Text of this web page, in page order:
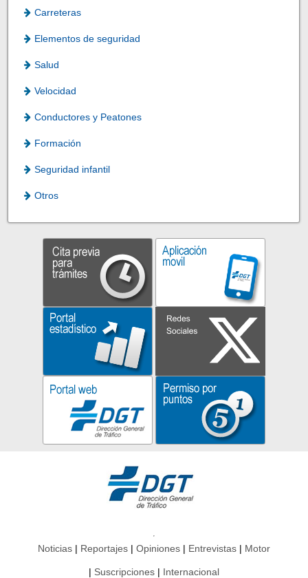
Carreteras
Elementos de seguridad
Salud
Velocidad
Conductores y Peatones
Formación
Seguridad infantil
Otros
Noticias Reportajes Opiniones Entrevistas Motor
Suscripciones Internacional